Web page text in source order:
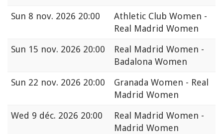
Sun 8 nov. 2026 20:00
Athletic Club Women -
Real Madrid Women
Sun 15 nov. 2026 20:00
Real Madrid Women -
Badalona Women
Sun 22 nov. 2026 20:00
Granada Women - Real
Madrid Women
Wed 9 déc. 2026 20:00
Real Madrid Women -
Madrid Women